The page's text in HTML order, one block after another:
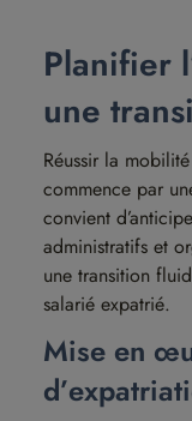
Planifier
une
Réussir la
commence par
convient
administratifs et
une transition
salarié expatrié.
Mise en